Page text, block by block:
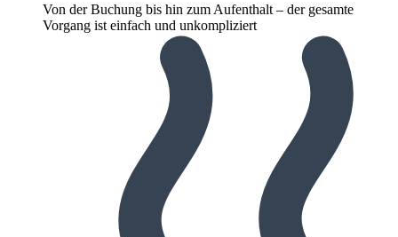
Von der Buchung bis hin zum Aufenthalt – der gesamte
Vorgang ist einfach und unkompliziert